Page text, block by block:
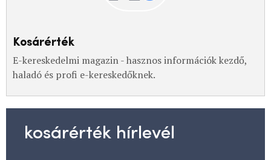
Kosárérték
E-kereskedelmi magazin - hasznos információk kezdő,
haladó és profi e-kereskedőknek.
kosárérték hírlevél